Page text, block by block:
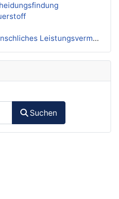
Unterrichtsmaterial "Menschliches Leistungsvermögen"
Suchen